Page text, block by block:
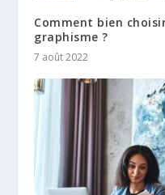
Comment bien
graphisme ?
7 août 2022